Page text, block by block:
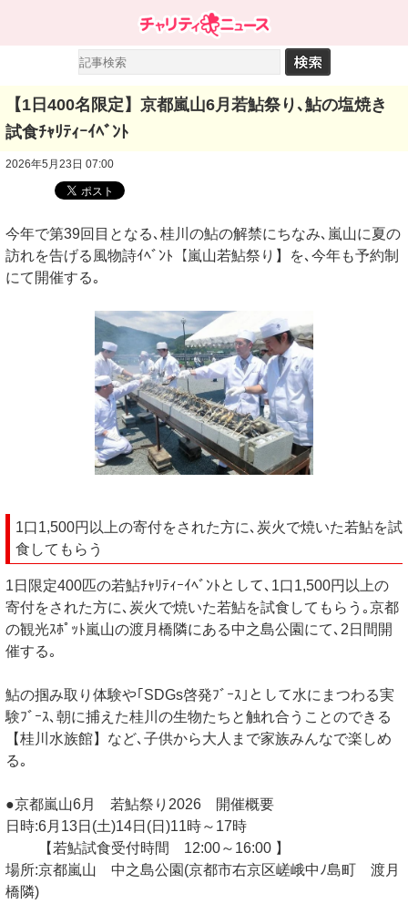
【1日400名限定】京都嵐山6月若鮎祭り､鮎の塩焼き
試食ﾁｬﾘﾃｨｰｲﾍﾞﾝﾄ
2026年5月23日 07:00
今年で第39回目となる､桂川の鮎の解禁にちなみ､嵐山に夏の
訪れを告げる風物詩ｲﾍﾞﾝﾄ【嵐山若鮎祭り】を､今年も予約制
にて開催する｡
1口1,500円以上の寄付をされた方に､炭火で焼いた若鮎を試
食してもらう
1日限定400匹の若鮎ﾁｬﾘﾃｨｰｲﾍﾞﾝﾄとして､1口1,500円以上の
寄付をされた方に､炭火で焼いた若鮎を試食してもらう｡京都
の観光ｽﾎﾟｯﾄ嵐山の渡月橋隣にある中之島公園にて､2日間開
催する｡
鮎の掴み取り体験や｢SDGs啓発ﾌﾞｰｽ｣として水にまつわる実
験ﾌﾞｰｽ､朝に捕えた桂川の生物たちと触れ合うことのできる
【桂川水族館】など､子供から大人まで家族みんなで楽しめ
る｡
●京都嵐山6月 若鮎祭り2026 開催概要
日時:6月13日(土)14日(日)11時～17時
【若鮎試食受付時間 12:00～16:00 】
場所:京都嵐山 中之島公園(京都市右京区嵯峨中ﾉ島町 渡月
橋隣)